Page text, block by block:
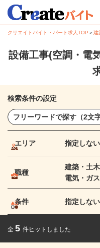
クリエイトバイト・パート求人TOP ＞建
設備工事(空調・電
検索条件の設定
エリア 指定しない
職種
建築・土
電気・ガ
条件 指定しない
全 5 件ヒットしました